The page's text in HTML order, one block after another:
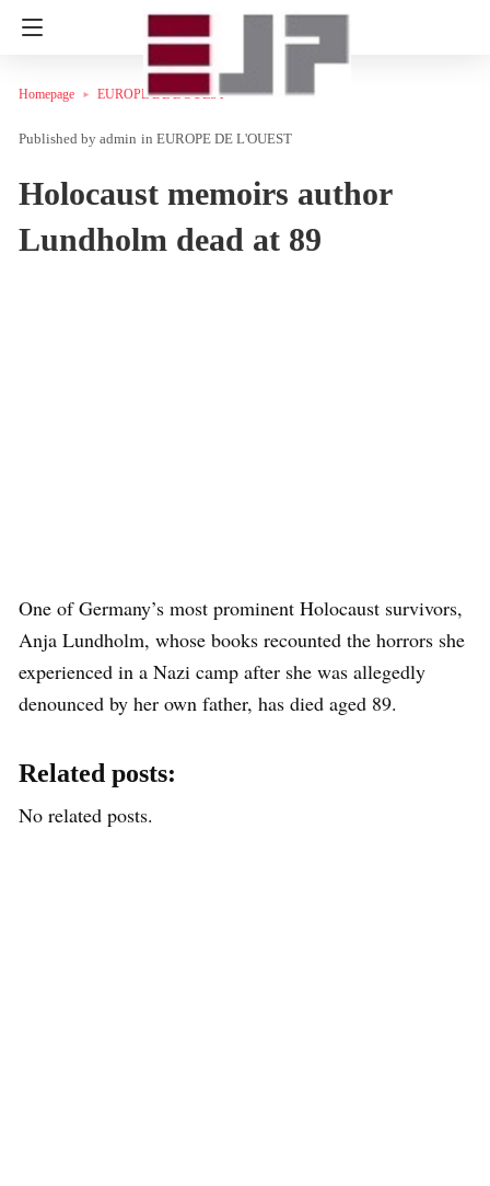
Homepage EUROPE DE L'OUEST
admin in EUROPE DE L'OUEST
Holocaust memoirs author
Lundholm dead at 89
One of Germany’s most prominent Holocaust survivors,
Anja Lundholm, whose books recounted the horrors she
experienced in a Nazi camp after she was allegedly
denounced by her own father, has died aged 89.
Related posts:
No related posts.